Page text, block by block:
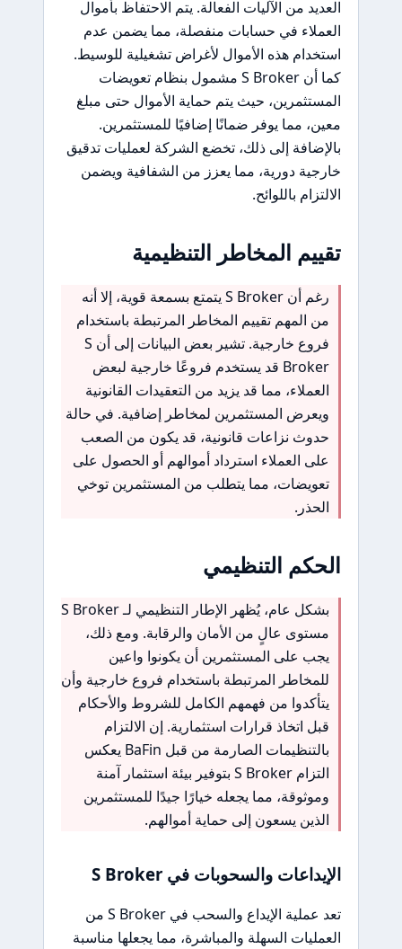
العديد من الآليات الفعالة. يتم الاحتفاظ بأموال
العملاء في حسابات منفصلة، مما يضمن عدم
استخدام هذه الأموال لأغراض تشغيلية للوسيط.
كما أن S Broker مشمول بنظام تعويضات
المستثمرين، حيث يتم حماية الأموال حتى مبلغ
معين، مما يوفر ضمانًا إضافيًا للمستثمرين.
بالإضافة إلى ذلك، تخضع الشركة لعمليات تدقيق
خارجية دورية، مما يعزز من الشفافية ويضمن
الالتزام باللوائح.
تقييم المخاطر التنظيمية
رغم أن S Broker يتمتع بسمعة قوية، إلا أنه
من المهم تقييم المخاطر المرتبطة باستخدام
فروع خارجية. تشير بعض البيانات إلى أن S
Broker قد يستخدم فروعًا خارجية لبعض
العملاء، مما قد يزيد من التعقيدات القانونية
ويعرض المستثمرين لمخاطر إضافية. في حالة
حدوث نزاعات قانونية، قد يكون من الصعب
على العملاء استرداد أموالهم أو الحصول على
تعويضات، مما يتطلب من المستثمرين توخي
الحذر.
الحكم التنظيمي
بشكل عام، يُظهر الإطار التنظيمي لـ S Broker
مستوى عالٍ من الأمان والرقابة. ومع ذلك،
يجب على المستثمرين أن يكونوا واعين
للمخاطر المرتبطة باستخدام فروع خارجية وأن
يتأكدوا من فهمهم الكامل للشروط والأحكام
قبل اتخاذ قرارات استثمارية. إن الالتزام
بالتنظيمات الصارمة من قبل BaFin يعكس
التزام S Broker بتوفير بيئة استثمار آمنة
وموثوقة، مما يجعله خيارًا جيدًا للمستثمرين
الذين يسعون إلى حماية أموالهم.
الإيداعات والسحوبات في S Broker
تعد عملية الإيداع والسحب في S Broker من
العمليات السهلة والمباشرة، مما يجعلها مناسبة